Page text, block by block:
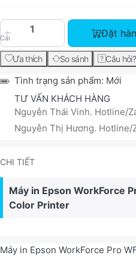
Cái
Máy in Epson
Đặt
Ưa thích So sánh Câu hỏi?
Tình trạng sản phẩm: Mới
TƯ VẤN KHÁCH HÀNG
Nguyễn Thái Vinh. Hotline/
Nguyễn Thị Hương. Hotline/
CHI TIẾT
Máy in Epson WorkForce
Color Printer
Máy in Epson WorkForce Pro